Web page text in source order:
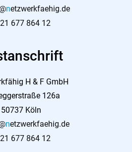
netzwerkfaehig.de
677 864 12
H & F GmbH
126a
50737 Köln
netzwerkfaehig.de
677 864 12